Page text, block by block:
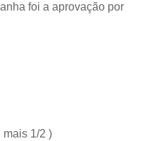
foi a aprovação por
mais 1/2 )